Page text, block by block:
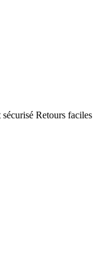
sécurisé Retours faciles